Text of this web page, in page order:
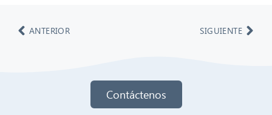
ANTERIOR SIGUIENTE
Contáctenos